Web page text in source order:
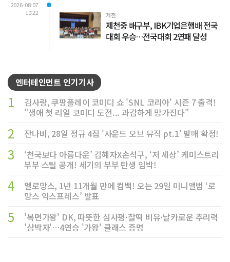
2026-08-07
10:22
제천
제천중 배구부, IBK기업은행배 전국
대회 우승…전국대회 2연패 달성
엔터테인먼트 인기기사
1
김사랑, 쿠팡플레이 코미디 쇼 'SNL 코리아' 시즌 7 출격!
"생애 첫 리얼 코미디 도전... 과감하게 망가진다"
2 잔나비, 28일 정규 4집 '사운드 오브 뮤직 pt.1' 발매 확정!
3
‘천국보다 아름다운’ 김혜자X손석구, ‘저 세상’ 케미스트리
부부 스틸 공개! 세기의 부부 탄생 임박!
4
멜로망스, 1년 11개월 만에 컴백! 오는 29일 미니앨범 ‘로
망스 익스프레스’ 발표
5
'복면가왕' DK, 따뜻한 심사평·찰떡 비유·날카로운 추리력
'삼박자'…4연승 '가왕' 클래스 증명